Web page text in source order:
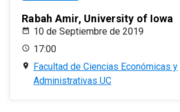
Rabah Amir, University of Iowa
10 de Septiembre de 2019
17:00
Facultad de Ciencias Económicas y
Administrativas UC